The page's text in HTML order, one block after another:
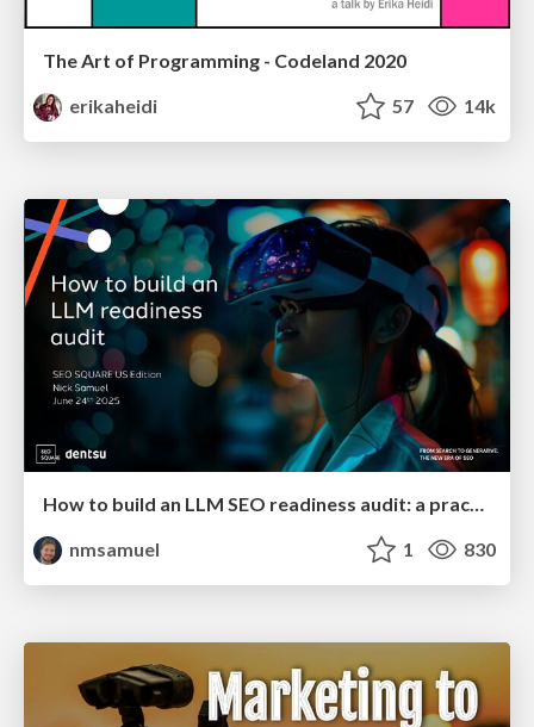
The Art of Programming - Codeland 2020
erikaheidi
57 14k
How to build an LLM SEO readiness audit: a practical framework
nmsamuel
1 830